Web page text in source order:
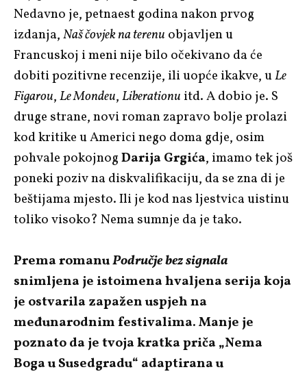
Nedavno je, petnaest godina nakon prvog
izdanja,Naš čovjek na terenu objavljen u
Francuskoj i meni nije bilo očekivano da će
dobiti pozitivne recenzije, ili uopće ikakve, uLe
Figarou,Le Mondeu,Liberationu itd. A dobio je. S
druge strane, novi roman zapravo bolje prolazi
kod kritike u Americi nego doma gdje, osim
pohvale pokojnogDarija Grgića, imamo tek još
poneki poziv na diskvalifikaciju, da se zna di je
beštijama mjesto. Ili je kod nas ljestvica uistinu
toliko visoko? Nema sumnje da je tako.
Prema romanuPodručje bez signala
snimljena je istoimena hvaljena serija koja
je ostvarila zapažen uspjeh na
međunarodnim festivalima. Manje je
poznato da je tvoja kratka priča „Nema
Boga u Susedgradu“ adaptirana u